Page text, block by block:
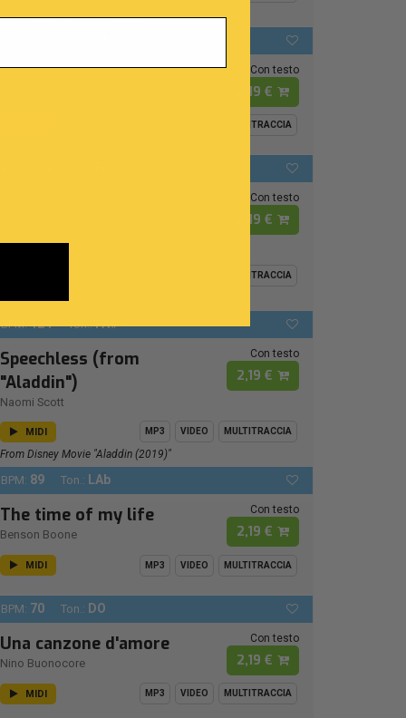
L'ultima canzone Con testo
2,19 €
MULTITRACCIA
Naomi Rivieccio
Con testo
2,19 €
MULTITRACCIA
From Disney Movie "Aladdin (2019)"
BPM:124 Ton.:FA# -
Speechless (from
"Aladdin")
Naomi Scott
Con testo
2,19 €
MIDI MP3 VIDEO MULTITRACCIA
From Disney Movie "Aladdin (2019)"
BPM: 89 Ton.: LAb
The time of my life
Benson Boone
Con testo
2,19 €
MIDI MP3 VIDEO MULTITRACCIA
BPM: 70 Ton.: DO
Una canzone d'amore
Nino Buonocore
Con testo
2,19 €
MIDI MP3 VIDEO MULTITRACCIA